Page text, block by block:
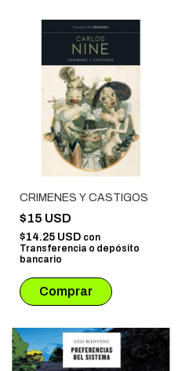
CRIMENES Y CASTIGOS
$15 USD
$14.25 USD con
Transferencia o depósito
bancario